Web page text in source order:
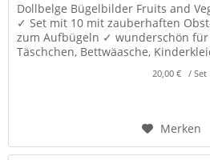
Dollbelge Bügelbilder Fruits and
✓ Set mit 10 mit zauberhaften
zum Aufbügeln ✓ wunderschön für
Täschchen, Bettwäasche,
20,00 € / Set
Merken